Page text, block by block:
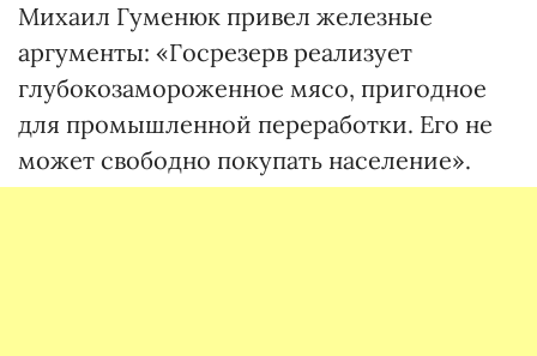
Михаил Гуменюк привел железные
аргументы: «Госрезерв реализует
глубокозамороженное мясо, пригодное
для промышленной переработки. Его не
может свободно покупать население».